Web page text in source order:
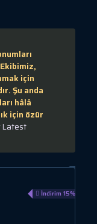
için
Şu anda
hâlâ
için özür
Latest
İndirim 15%